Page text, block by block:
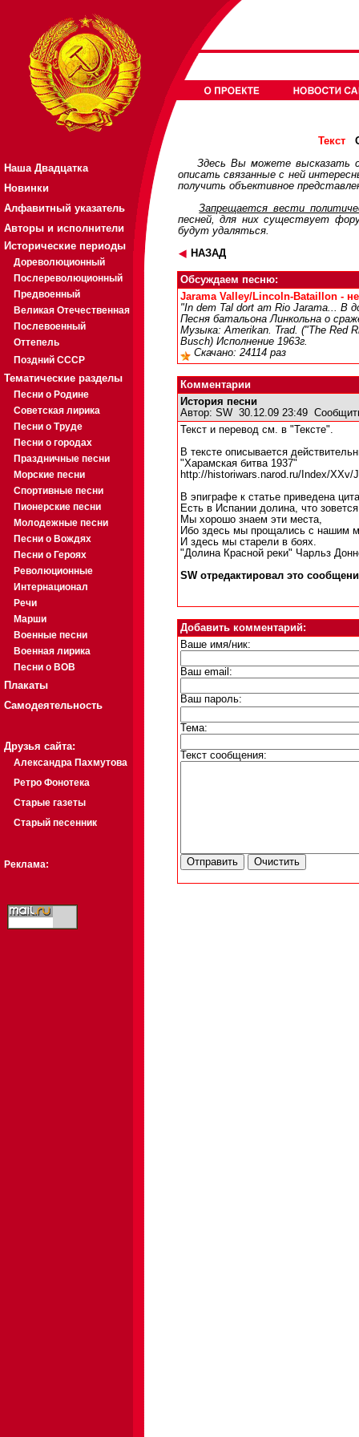
Наша Двадцатка
Новинки
Алфавитный указатель
Авторы и исполнители
Исторические периоды
Дореволюционный
Послереволюционный
Предвоенный
Великая Отечественная
Послевоенный
Оттепель
Поздний СССР
Тематические разделы
Песни о Родине
Советская лирика
Песни о Труде
Песни о городах
Праздничные песни
Морские песни
Спортивные песни
Пионерские песни
Молодежные песни
Песни о Вождях
Песни о Героях
Революционные
Интернационал
Речи
Марши
Военные песни
Военная лирика
Песни о ВОВ
Плакаты
Самодеятельность
Друзья сайта:
Александра Пахмутова
Ретро Фонотека
Старые газеты
Старый песенник
Реклама:
Текст
Здесь Вы можете высказать
описать связанные с ней
получить объективное
Запрещается вести
песней, для них существует
будут удаляться.
НАЗАД
Обсуждаем песню:
Jarama Valley/Lincoln-Bataillon -
"In dem Tal dort am Rio Jarama... В
Песня батальона Линкольна о
Музыка: Amerikan. Trad. ("The Red
Busch) Исполнение 1963г.
Скачано: 24114 раз
Комментарии
История песни
Автор: SW 30.12.09 23:49
Текст и перевод см. в "Тексте".
В тексте описывается
"Харамская битва 1937"
http://historiwars.narod.ru/Index/XXv/
В эпиграфе к статье приведена
Есть в Испании долина, что
Мы хорошо знаем эти места,
Ибо здесь мы прощались с нашим
И здесь мы старели в боях.
"Долина Красной реки" Чарльз
SW отредактировал это
Добавить комментарий:
Ваше имя/ник:
Ваш email:
Ваш пароль:
Тема:
Текст сообщения: